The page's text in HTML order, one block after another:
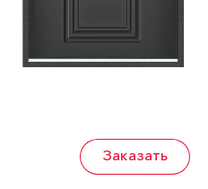
Заказать